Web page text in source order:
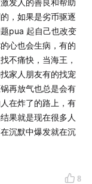
。也欢迎你关注
发人的善良和帮助
，如果是劣币驱逐
pua 起自己也改变
心也会生病，有的
不痛快，当海王，
家人朋友有的找宠
再放气也总是会有
在炸了的路上，有
果就是现在很多人
沉默中爆发就在沉
8